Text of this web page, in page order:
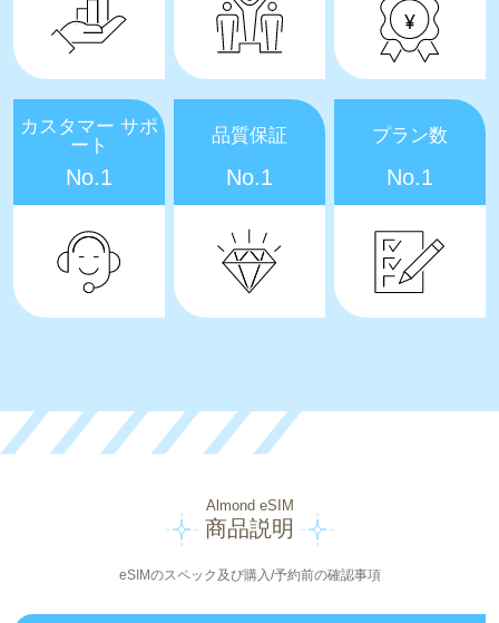
カスタマー サポ
ート
No.1
品質保証
No.1
プラン数
No.1
Almond eSIM
商品説明
eSIMのスペック及び購入/予約前の確認事項